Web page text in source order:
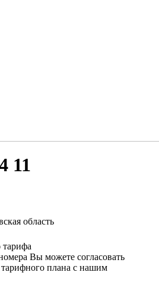
11
область
Вы можете согласовать
плана с нашим